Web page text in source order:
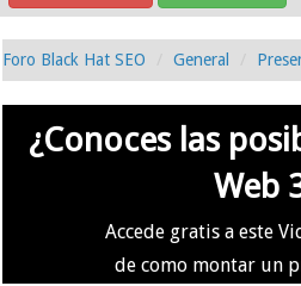
Foro Black Hat SEO General
¿Conoces las
Web
Accede gratis a este
de como montar un